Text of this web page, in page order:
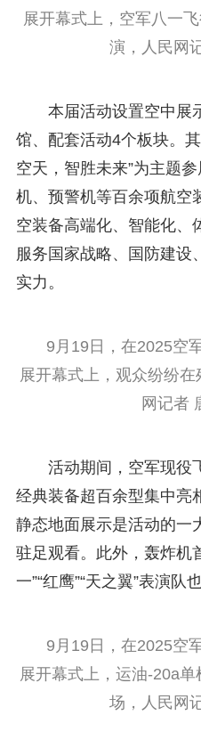
展开幕式上，空军八一
演，人民网
本届活动设置空中展
馆、配套活动4个板块。
空天，智胜未来”为主题
机、预警机等百余项航空
空装备高端化、智能化、
服务国家战略、国防建设
实力。
9月19日，在2025空
展开幕式上，观众纷纷
网记者
活动期间，空军现役
经典装备超百余型集中亮
静态地面展示是活动的一
驻足观看。此外，轰炸机
一”“红鹰”“天之翼”表演队
9月19日，在2025空
展开幕式上，运油-20a
场，人民网